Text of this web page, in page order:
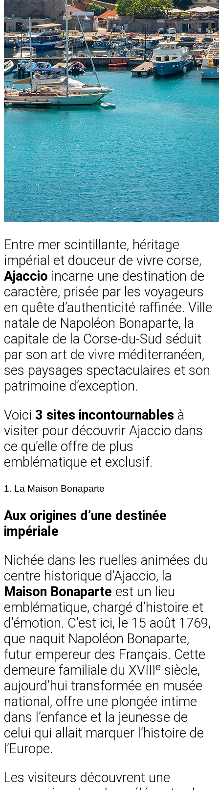
Entre mer scintillante, héritage
impérial et douceur de vivre corse,
Ajaccio incarne une destination de
caractère, prisée par les voyageurs
en quête d’authenticité raffinée. Ville
natale de Napoléon Bonaparte, la
capitale de la Corse-du-Sud séduit
par son art de vivre méditerranéen,
ses paysages spectaculaires et son
patrimoine d’exception.
Voici 3 sites incontournables à
visiter pour découvrir Ajaccio dans
ce qu’elle offre de plus
emblématique et exclusif.
1. La Maison Bonaparte
Aux origines d’une destinée
impériale
Nichée dans les ruelles animées du
centre historique d’Ajaccio, la
Maison Bonaparte est un lieu
emblématique, chargé d’histoire et
d’émotion. C’est ici, le 15 août 1769,
que naquit Napoléon Bonaparte,
futur empereur des Français. Cette
demeure familiale du XVIIIᵉ siècle,
aujourd’hui transformée en musée
national, offre une plongée intime
dans l’enfance et la jeunesse de
celui qui allait marquer l’histoire de
l’Europe.
Les visiteurs découvrent une